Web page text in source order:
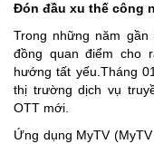
Đón đầu xu thế công
Trong những năm
đồng quan điểm cho
hướng tất yếu.Tháng
thị trường dịch vụ
OTT mới.
Ứng dụng MyTV